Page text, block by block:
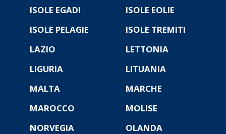
ISOLE EGADI
ISOLE EOLIE
ISOLE PELAGIE
ISOLE TREMITI
LAZIO
LETTONIA
LIGURIA
LITUANIA
MALTA
MARCHE
MAROCCO
MOLISE
NORVEGIA
OLANDA